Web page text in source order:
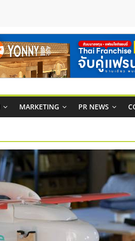
MARKETING PR NEWS